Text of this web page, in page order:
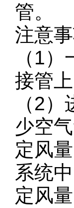
管。
注意事
（1
接管
（2
少空
定风
系统中
定风